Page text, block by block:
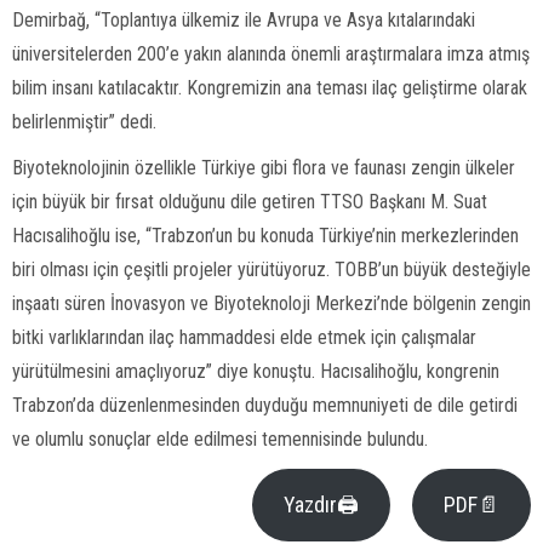
Demirbağ, “Toplantıya ülkemiz ile Avrupa ve Asya kıtalarındaki
üniversitelerden 200’e yakın alanında önemli araştırmalara imza atmış
bilim insanı katılacaktır. Kongremizin ana teması ilaç geliştirme olarak
belirlenmiştir” dedi.
Biyoteknolojinin özellikle Türkiye gibi flora ve faunası zengin ülkeler
için büyük bir fırsat olduğunu dile getiren TTSO Başkanı M. Suat
Hacısalihoğlu ise, “Trabzon’un bu konuda Türkiye’nin merkezlerinden
biri olması için çeşitli projeler yürütüyoruz. TOBB’un büyük desteğiyle
inşaatı süren İnovasyon ve Biyoteknoloji Merkezi’nde bölgenin zengin
bitki varlıklarından ilaç hammaddesi elde etmek için çalışmalar
yürütülmesini amaçlıyoruz” diye konuştu. Hacısalihoğlu, kongrenin
Trabzon’da düzenlenmesinden duyduğu memnuniyeti de dile getirdi
ve olumlu sonuçlar elde edilmesi temennisinde bulundu.
Yazdır🖨 PDF📄